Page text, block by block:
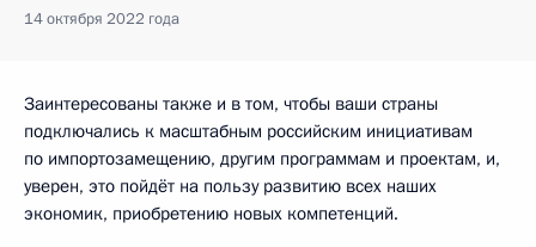
14 октября 2022 года
Заинтересованы также и в том, чтобы ваши страны
подключались к масштабным российским инициативам
по импортозамещению, другим программам и проектам, и,
уверен, это пойдёт на пользу развитию всех наших
экономик, приобретению новых компетенций.